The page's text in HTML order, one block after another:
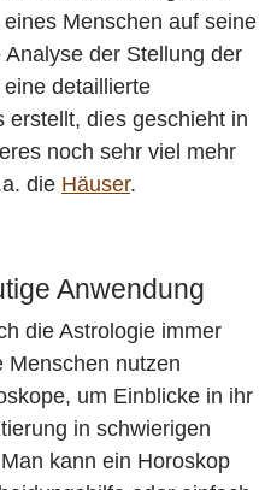
Menschen auf seine
der Stellung der
detaillierte
erstellt, dies geschieht in
noch sehr viel mehr
die Häuser.
Anwendung
die Astrologie immer
Menschen nutzen
um Einblicke in ihr
in schwierigen
kann ein Horoskop